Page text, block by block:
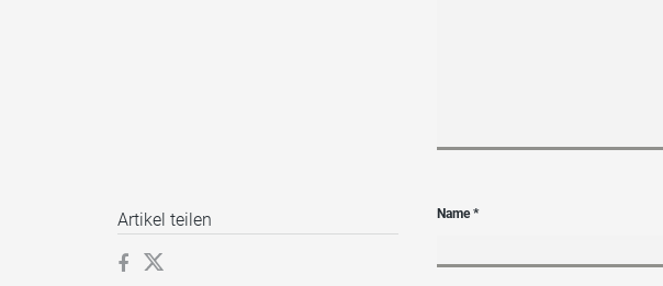
Name*
Artikel teilen